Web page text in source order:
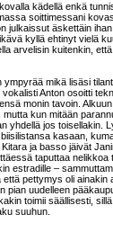
kädellä enkä
soittimessani
julkaissut äskettäin
kyllä ehtinyt vielä
arvelisin kuitenkin,
ympyrää mikä lisäsi
Anton osoitti
monin tavoin.
kun mitään
yhdellä jos toisellakin.
kasaan,
ja basso jäivät
taputtaa nelikkoa
estradille –
pettymys oli ainakin
pian uudelleen
toimii säällisesti,
suuhun.